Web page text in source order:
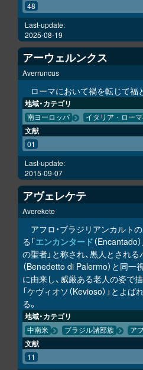
48
Last-update:
2025-08-19
アーウェルンクス
Averruncus
ローマにおいて禍を転じて福
地域・カテゴリ
南ヨーロッパ イタリア・ロー
文献
01
Last-update:
2015-09-07
アヴェレケテ
Averekete
アフロ・ブラジリアンカルト
る「エンカンタード（Encantado
の聖者」と称され、黒人とされ
（Benedetto di Palermo）と同
に由来し、威厳ある老人の姿で描
「ケヴィオソ（Kevioso）」とよ
る。
地域・カテゴリ
中南米 ブラジル諸部族 ア
文献
11